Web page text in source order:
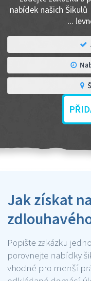
nabídek našich
...
Jak získat
Popište zakázku
porovnejte nabídky
vhodné pro menší